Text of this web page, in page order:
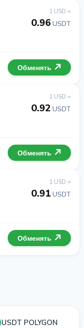
1 USD =
0.96 USDT
Обменять
1 USD =
0.92 USDT
Обменять
1 USD =
0.91 USDT
Обменять
USDT POLYGON